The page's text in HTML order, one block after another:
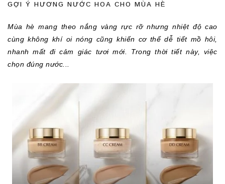
GỢI Ý HƯƠNG NƯỚC HOA CHO MÙA HÈ
Mùa hè mang theo nắng vàng rực rỡ nhưng nhiệt độ cao
cùng không khí oi nóng cũng khiến cơ thể dễ tiết mồ hôi,
nhanh mất đi cảm giác tươi mới. Trong thời tiết này, việc